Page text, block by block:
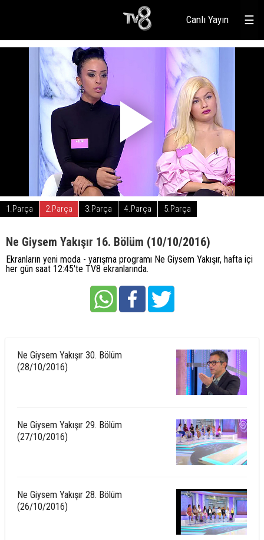
☰
Canlı Yayın
1.Parça 2.Parça 3.Parça 4.Parça 5.Parça
Ne Giysem Yakışır 16. Bölüm (10/10/2016)
Ekranların yeni moda - yarışma programı Ne Giysem Yakışır, hafta içi
her gün saat 12:45'te TV8 ekranlarında.
Ne Giysem Yakışır 30. Bölüm
(28/10/2016)
Ne Giysem Yakışır 29. Bölüm
(27/10/2016)
Ne Giysem Yakışır 28. Bölüm
(26/10/2016)